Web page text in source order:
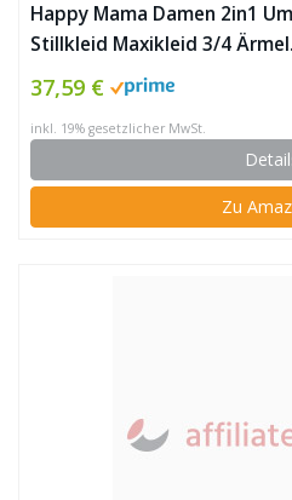
Happy Mama Damen 2in1
Stillkleid Maxikleid 3/4
37,59 €
inkl. 19% gesetzlicher MwSt.
Zu